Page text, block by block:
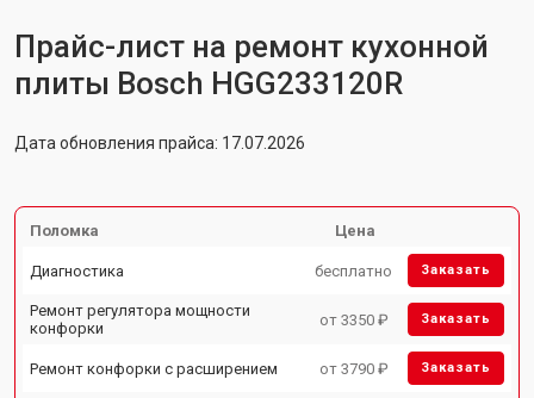
Прайс-лист на ремонт кухонной
плиты Bosch HGG233120R
Дата обновления прайса: 17.07.2026
Поломка Цена
Диагностика бесплатно Заказать
Ремонт регулятора мощности
конфорки
от 3350 ₽ Заказать
Ремонт конфорки с расширением от 3790 ₽ Заказать